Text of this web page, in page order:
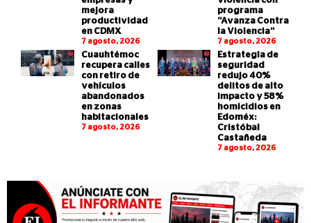
mejora
productividad
en CDMX
7 agosto, 2026
programa
“Avanza Contra
la Violencia”
7 agosto, 2026
Cuauhtémoc
recupera calles
con retiro de
vehículos
abandonados
en zonas
habitacionales
7 agosto, 2026
Estrategia de
seguridad
redujo 40%
delitos de alto
impacto y 58%
homicidios en
Edoméx:
Cristóbal
Castañeda
7 agosto, 2026